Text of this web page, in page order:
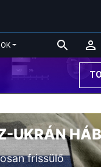
UKRÁN
frissülő